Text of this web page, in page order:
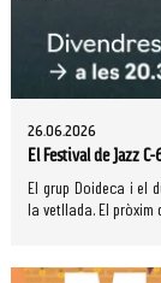
26.06.2026
El Festival de Jazz
El grup Doideca i el
la vetllada. El pròxim